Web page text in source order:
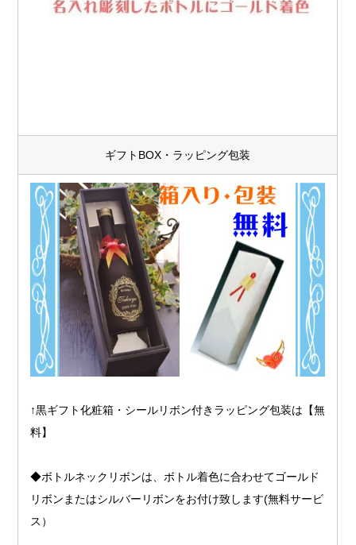
ギフトBOX・ラッピング包装
↑黒ギフト化粧箱・シールリボン付きラッピング包装は【無
料】
◆ボトルネックリボンは、ボトル着色に合わせてゴールド
リボンまたはシルバーリボンをお付け致します(無料サービ
ス）